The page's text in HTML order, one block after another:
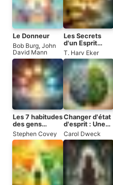
Le Donneur
Bob Burg, John
David Mann
Les Secrets
d'un Esprit
Millionaire
T. Harv Eker
Les 7 habitudes
des gens
efficaces
Stephen Covey
Changer d'état
d'esprit : Une
nouvelle
psychologie de
la réussite
Carol Dweck